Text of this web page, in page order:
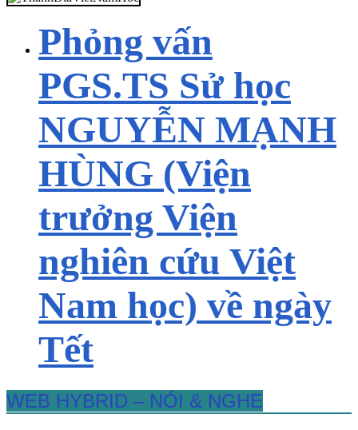
Phỏng vấn
PGS.TS Sử học
NGUYỄN MẠNH
HÙNG (Viện
trưởng Viện
nghiên cứu Việt
Nam học) về ngày
Tết
WEB HYBRID – NÓI & NGHE